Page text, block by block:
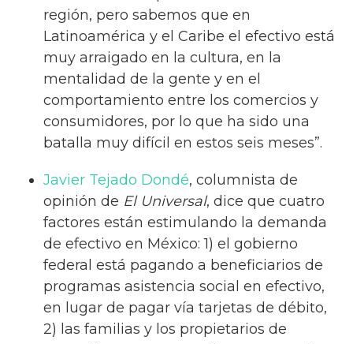
región, pero sabemos que en
Latinoamérica y el Caribe el efectivo está
muy arraigado en la cultura, en la
mentalidad de la gente y en el
comportamiento entre los comercios y
consumidores, por lo que ha sido una
batalla muy difícil en estos seis meses”.
Javier Tejado Dondé, columnista de
opinión de El Universal, dice que cuatro
factores están estimulando la demanda
de efectivo en México: 1) el gobierno
federal está pagando a beneficiarios de
programas asistencia social en efectivo,
en lugar de pagar vía tarjetas de débito,
2) las familias y los propietarios de